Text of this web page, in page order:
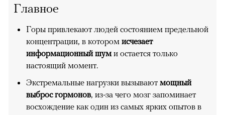
Главное
Горы привлекают людей состоянием предельной
концентрации, в котором исчезает
информационный шум и остается только
настоящий момент.
Экстремальные нагрузки вызывают мощный
выброс гормонов, из-за чего мозг запоминает
восхождение как один из самых ярких опытов в